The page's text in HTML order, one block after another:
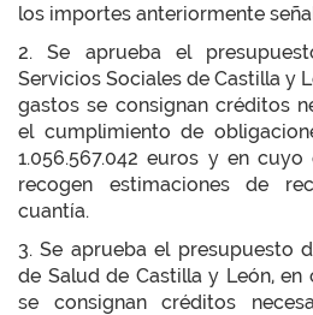
los importes anteriormente
2. Se aprueba el
Servicios Sociales de Castilla y
gastos se consignan créditos
el cumplimiento de
1.056.567.042 euros y en
recogen estimaciones de
cuantía.
3. Se aprueba el presupuesto
de Salud de Castilla y León,
se consignan créditos